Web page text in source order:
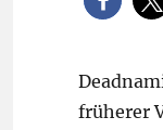
früherer